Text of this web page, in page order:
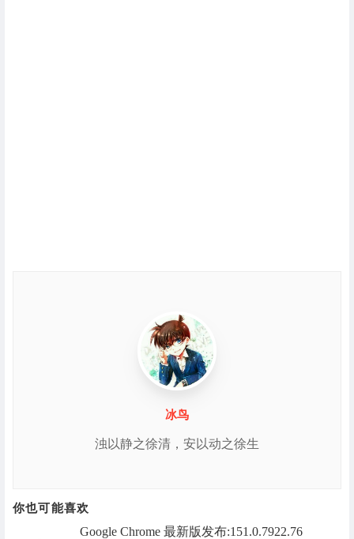
冰鸟
浊以静之徐清，安以动之徐生
你也可能喜欢
Google Chrome 最新版发布:151.0.7922.76